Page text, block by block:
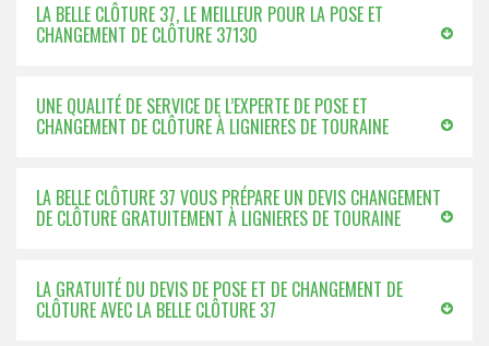
LA BELLE CLÔTURE 37, LE MEILLEUR POUR LA POSE ET
CHANGEMENT DE CLÔTURE 37130
UNE QUALITÉ DE SERVICE DE L’EXPERTE DE POSE ET
CHANGEMENT DE CLÔTURE À LIGNIERES DE TOURAINE
LA BELLE CLÔTURE 37 VOUS PRÉPARE UN DEVIS CHANGEMENT
DE CLÔTURE GRATUITEMENT À LIGNIERES DE TOURAINE
LA GRATUITÉ DU DEVIS DE POSE ET DE CHANGEMENT DE
CLÔTURE AVEC LA BELLE CLÔTURE 37